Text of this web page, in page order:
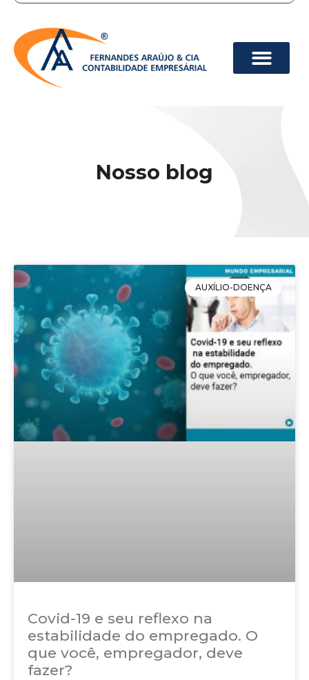
Nosso blog
AUXÍLIO-DOENÇA
Covid-19 e seu reflexo na
estabilidade do empregado. O
que você, empregador, deve
fazer?